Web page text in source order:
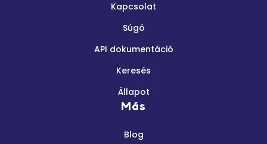
Kapcsolat
Súgó
API dokumentáció
Keresés
Állapot
Más
Blog